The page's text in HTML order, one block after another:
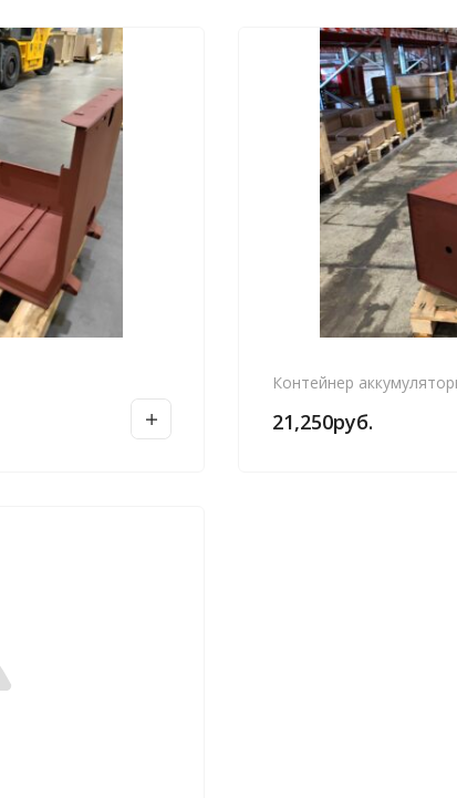
Контейнер
21,250руб.